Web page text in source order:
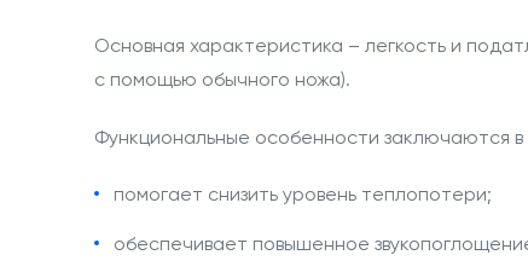
Основная характеристика – легкость и
с помощью обычного ножа).
Функциональные особенности заключаются
помогает снизить уровень теплопотери;
обеспечивает повышенное